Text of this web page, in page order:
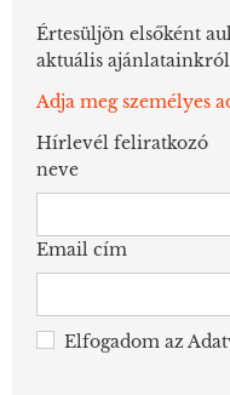
Értesüljön elsőként
aktuális
Adja meg személyes
Hírlevél feliratkozó
neve
Email cím
Elfogadom az